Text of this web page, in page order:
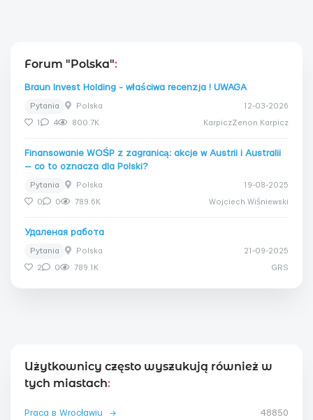
Forum "Polska":
Braun Invest Holding - właściwa recenzja ! UWAGA
Pytania Polska 12-03-2026
1 4 800.7K KarpiczZenon Karpicz
Finansowanie WOŚP z zagranicą: akcje w Austrii i Australii
— co to oznacza dla Polski?
Pytania Polska 19-08-2025
0 0 789.6K Wojciech Wiśniewski
Удаленая работа
Pytania Polska 21-09-2025
2 0 789.1K GRS
Użytkownicy często wyszukują również w
tych miastach:
Praca в Wrocławiu → 48850